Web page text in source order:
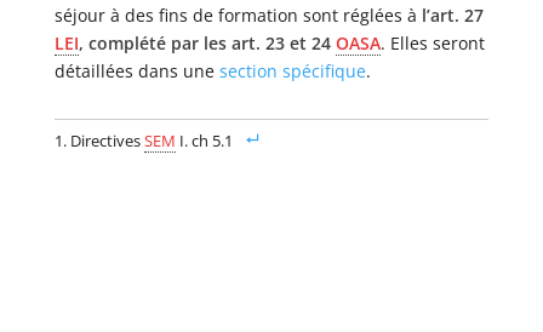
séjour à des fins de formation sont réglées à l’art. 27
LEI, complété par les art. 23 et 24 OASA. Elles seront
détaillées dans unesection spécifique.
DirectivesSEM I. ch 5.1